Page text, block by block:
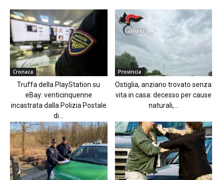
Cronaca
Truffa della PlayStation su
eBay: venticinquenne
incastrata dalla Polizia Postale
di...
Provincia
Ostiglia, anziano trovato senza
vita in casa: decesso per cause
naturali,...